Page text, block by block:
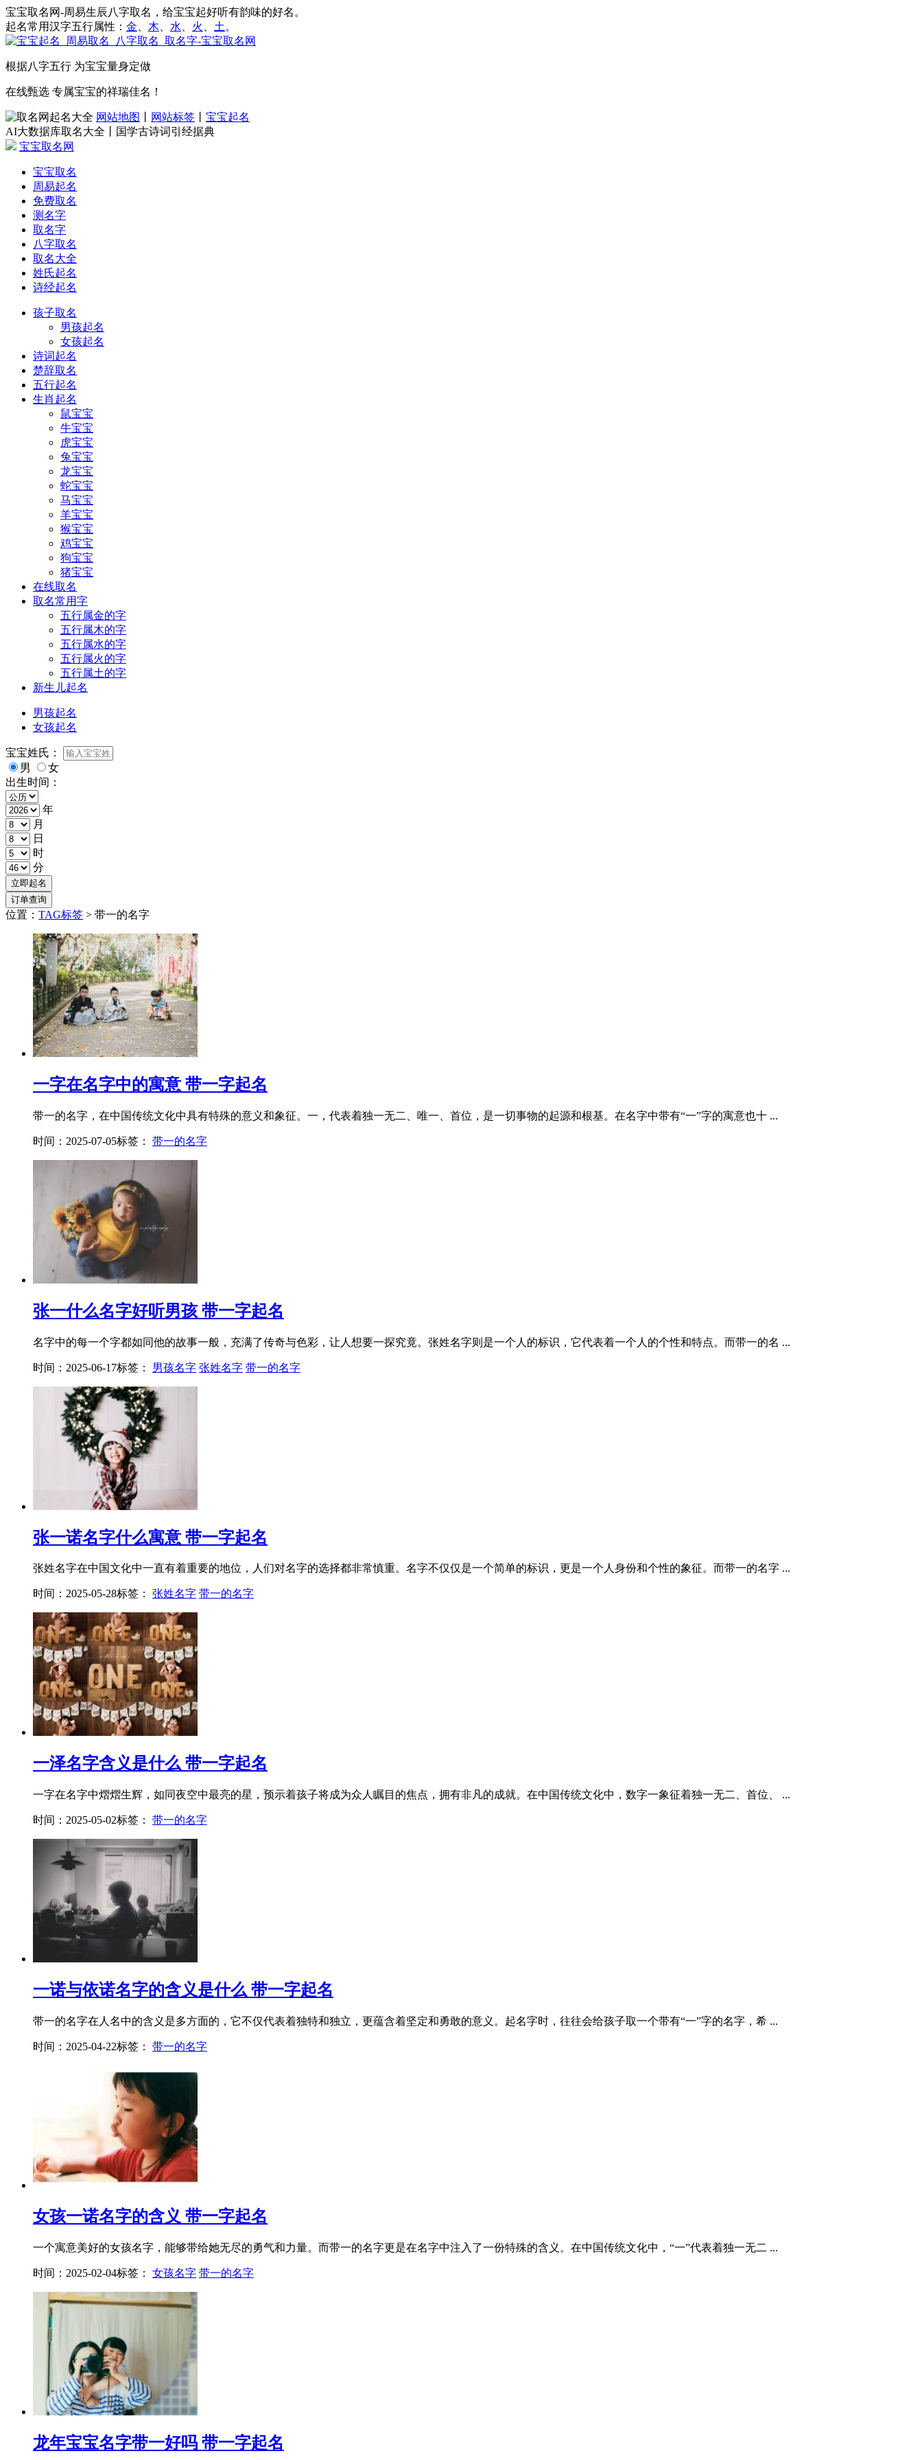
宝宝取名网-周易生辰八字取名，给宝宝起好听有韵味的好名。
起名常用汉字五行属性： 金 木 水 火 土 。
根据八字五行 为宝宝量身定做
在线甄选 专属宝宝的祥瑞佳名！
网站地图 网站标签
宝宝起名
AI大数据库取名大全丨国学古诗词引经据典
宝宝取名网
宝宝取名
周易起名
免费取名
测名字
取名字
八字取名
取名大全
姓氏起名
诗经起名
孩子取名
男孩起名
女孩起名
诗词起名
楚辞取名
五行起名
生肖起名
鼠宝宝
牛宝宝
虎宝宝
兔宝宝
龙宝宝
蛇宝宝
马宝宝
羊宝宝
猴宝宝
鸡宝宝
狗宝宝
猪宝宝
在线取名
取名常用字
五行属金的字
五行属木的字
五行属水的字
五行属火的字
五行属土的字
新生儿起名
男孩起名
女孩起名
宝宝姓氏：
男
女
出生时间：
年
月
日
时
分
位置： TAG标签 > 带一的名字
一字在名字中的寓意 带一字起名
带一的名字，在中国传统文化中具有特殊的意义和象征。一，代表着独一无二、唯一、首位，是一切事物的起源和根基。在名字中带有“一”字的寓意也十 ...
时间：2025-07-05标签： 带一的名字
张一什么名字好听男孩 带一字起名
名字中的每一个字都如同他的故事一般，充满了传奇与色彩，让人想要一探究竟。张姓名字则是一个人的标识，它代表着一个人的个性和特点。而带一的名 ...
时间：2025-06-17标签： 男孩名字 张姓名字 带一的名字
张一诺名字什么寓意 带一字起名
张姓名字在中国文化中一直有着重要的地位，人们对名字的选择都非常慎重。名字不仅仅是一个简单的标识，更是一个人身份和个性的象征。而带一的名字 ...
时间：2025-05-28标签： 张姓名字 带一的名字
一泽名字含义是什么 带一字起名
一字在名字中熠熠生辉，如同夜空中最亮的星，预示着孩子将成为众人瞩目的焦点，拥有非凡的成就。在中国传统文化中，数字一象征着独一无二、首位、 ...
时间：2025-05-02标签： 带一的名字
一诺与依诺名字的含义是什么 带一字起名
带一的名字在人名中的含义是多方面的，它不仅代表着独特和独立，更蕴含着坚定和勇敢的意义。起名字时，往往会给孩子取一个带有“一”字的名字，希 ...
时间：2025-04-22标签： 带一的名字
女孩一诺名字的含义 带一字起名
一个寓意美好的女孩名字，能够带给她无尽的勇气和力量。而带一的名字更是在名字中注入了一份特殊的含义。在中国传统文化中，“一”代表着独一无二 ...
时间：2025-02-04标签： 女孩名字 带一的名字
龙年宝宝名字带一好吗 带一字起名